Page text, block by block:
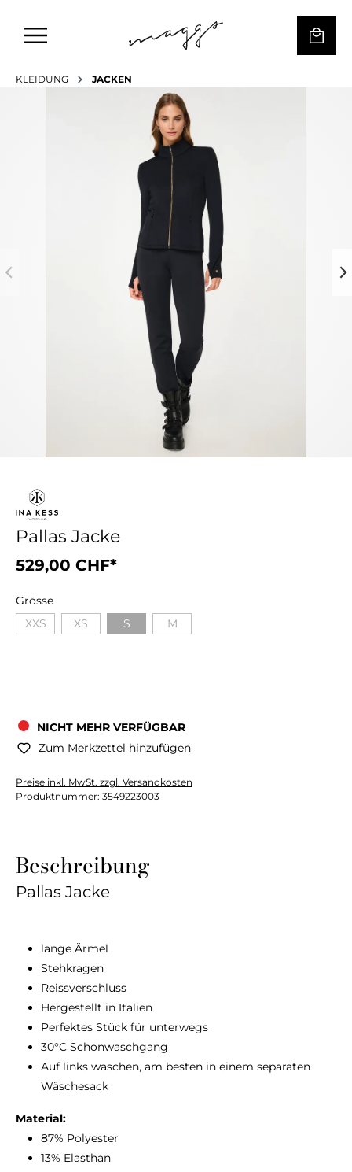
KLEIDUNG JACKEN
Pallas Jacke
529,00 CHF*
Grösse
XXS
XS S M
NICHT MEHR VERFÜGBAR
Zum Merkzettel hinzufügen
Preise inkl. MwSt. zzgl. Versandkosten
Produktnummer: 3549223003
Beschreibung
Pallas Jacke
lange Ärmel
Stehkragen
Reissverschluss
Hergestellt in Italien
Perfektes Stück für unterwegs
30°C Schonwaschgang
Auf links waschen, am besten in einem separaten
Wäschesack
Material:
87% Polyester
13% Elasthan